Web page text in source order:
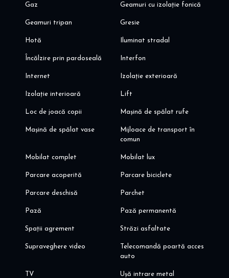
Gaz Geamuri cu izolație fonică
Geamuri tripan Gresie
Hotă Iluminat stradal
Încălzire prin pardoseală Interfon
Internet Izolație exterioară
Izolație interioară Lift
Loc de joacă copii Mașină de spălat rufe
Mașină de spălat vase
Mijloace de transport în
comun
Mobilat complet Mobilat lux
Parcare acoperită Parcare biciclete
Parcare deschisă Parchet
Pază Pază permanentă
Spații agrement Străzi asfaltate
Supraveghere video
Telecomandă poartă acces
auto
TV Ușă intrare metal